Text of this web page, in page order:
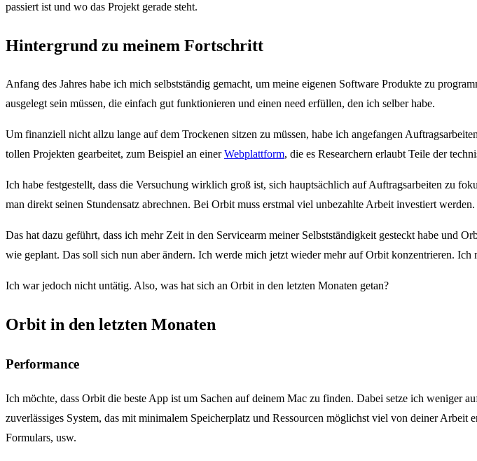
passiert ist und wo das Projekt gerade steht.
Hintergrund zu meinem Fortschritt
Anfang des Jahres habe ich mich selbstständig gemacht, um meine eigenen Software Produkte zu
ausgelegt sein müssen, die einfach gut funktionieren und einen need erfüllen, den ich selber habe.
Um finanziell nicht allzu lange auf dem Trockenen sitzen zu müssen, habe ich angefangen
tollen Projekten gearbeitet, zum Beispiel an einerWebplattform, die es Researchern erlaubt Teile der
Ich habe festgestellt, dass die Versuchung wirklich groß ist, sich hauptsächlich auf Auftragsarbeiten zu
man direkt seinen Stundensatz abrechnen. Bei Orbit muss erstmal viel unbezahlte Arbeit investiert werden.
Das hat dazu geführt, dass ich mehr Zeit in den Servicearm meiner Selbstständigkeit gesteckt habe und
wie geplant. Das soll sich nun aber ändern. Ich werde mich jetzt wieder mehr auf Orbit konzentrieren.
Ich war jedoch nicht untätig. Also, was hat sich an Orbit in den letzten Monaten getan?
Orbit in den letzten Monaten
Performance
Ich möchte, dass Orbit die beste App ist um Sachen auf deinem Mac zu finden. Dabei setze ich weniger
zuverlässiges System, das mit minimalem Speicherplatz und Ressourcen möglichst viel von deiner
Formulars, usw.